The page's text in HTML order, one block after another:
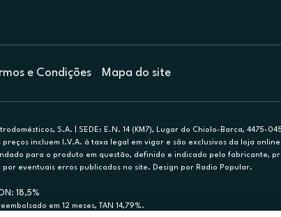
e Condições Mapa do site
S.A. | SEDE: E.N. 14 (KM7), Lugar do Chiolo-Barca, 4475-
preços incluem I.V.A. à taxa legal em vigor e são exclusivos da loja
para o produto em questão, definido e indicado pelo fabricante,
por eventuais erros publicados no site. Design por Radio Popular.
18,5%
em 12 meses, TAN 14,79%.